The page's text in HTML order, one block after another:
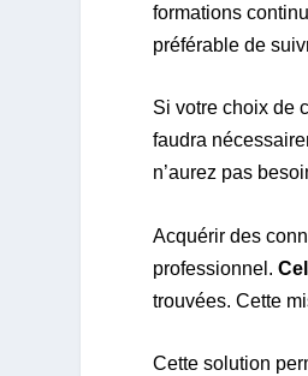
formations
préférable de
Si votre choix de
faudra
n’aurez pas
Acquérir des
professionnel.
trouvées. Cette
Cette solution